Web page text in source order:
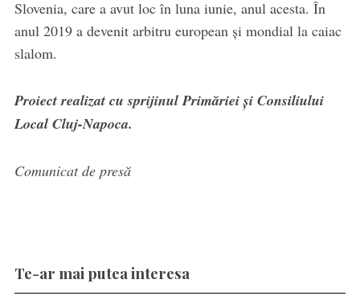
Slovenia, care a avut loc în luna iunie, anul acesta. În
anul 2019 a devenit arbitru european și mondial la caiac
slalom.
Proiect realizat cu sprijinul Primăriei şi Consiliului
Local Cluj-Napoca.
Comunicat de presă
Te-ar mai putea interesa